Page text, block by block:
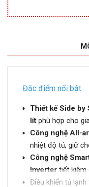
Đặc điểm nổi bật
Thiết kế Side by
lít phù hợp cho
Công nghệ All-
nhiệt độ tủ, giữ
Công nghệ
Inverter tiết kiệm
Điều khiển tủ